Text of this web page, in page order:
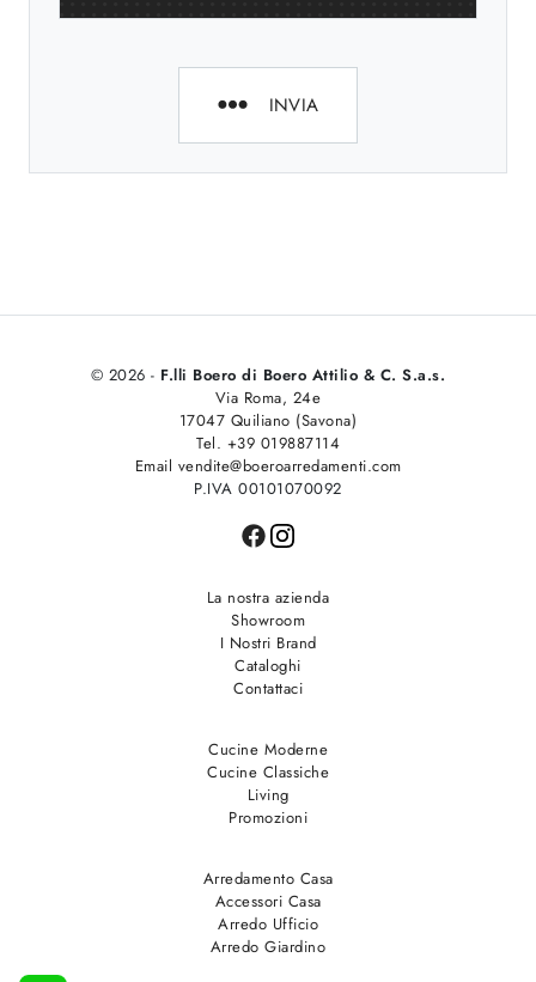
INVIA
© 2026 - F.lli Boero di Boero Attilio & C. S.a.s.
Via Roma, 24e
17047 Quiliano (Savona)
Tel. +39 019887114
Email vendite@boeroarredamenti.com
P.IVA 00101070092
La nostra azienda
Showroom
I Nostri Brand
Cataloghi
Contattaci
Cucine Moderne
Cucine Classiche
Living
Promozioni
Arredamento Casa
Accessori Casa
Arredo Ufficio
Arredo Giardino